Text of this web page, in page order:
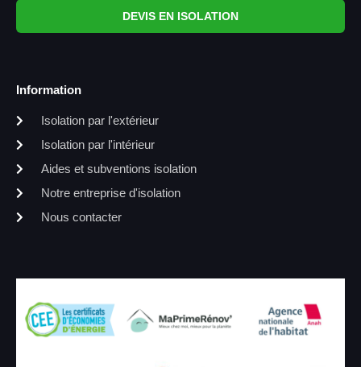
DEVIS EN ISOLATION
Information
Isolation par l'extérieur
Isolation par l'intérieur
Aides et subventions isolation
Notre entreprise d'isolation
Nous contacter